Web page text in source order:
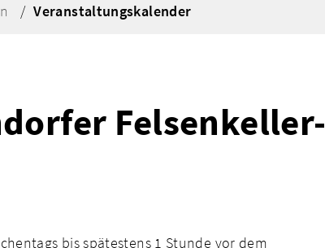
Veranstaltungskalender
Felsenkeller-
bis spätestens 1 Stunde vor dem